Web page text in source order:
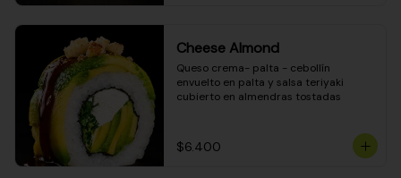
Cheese Almond
Queso crema- palta - cebollín
envuelto en palta y salsa teriyaki
cubierto en almendras tostadas
$6.400